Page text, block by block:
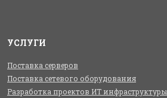
УСЛУГИ
Поставка серверов
Поставка сетевого оборудования
Разработка проектов ИТ инфраструктуры